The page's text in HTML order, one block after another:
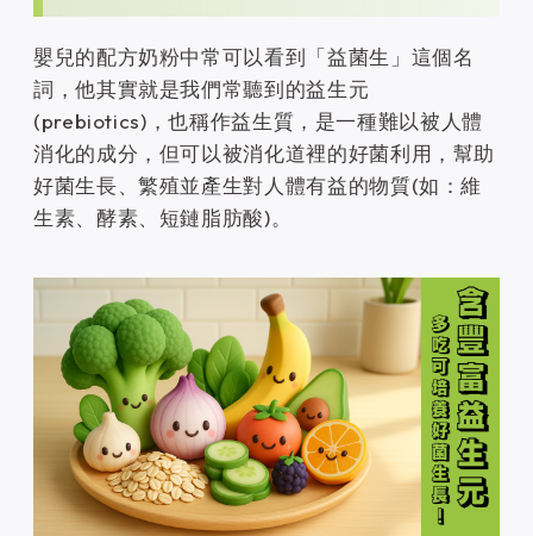
嬰兒的配方奶粉中常可以看到「益菌生」這個名
詞，他其實就是我們常聽到的益生元
(prebiotics)，也稱作益生質，是一種難以被人體
消化的成分，但可以被消化道裡的好菌利用，幫助
好菌生長、繁殖並產生對人體有益的物質(如：維
生素、酵素、短鏈脂肪酸)。